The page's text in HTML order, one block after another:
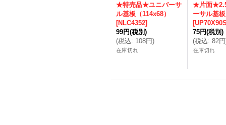
★特売品★ユニバーサ
ル基板（114x68）
[NLC4352]
99円(税別)
(税込: 108円)
在庫切れ
★片面
ーサル基
[
75円(税別)
(税込: 82円
在庫切れ